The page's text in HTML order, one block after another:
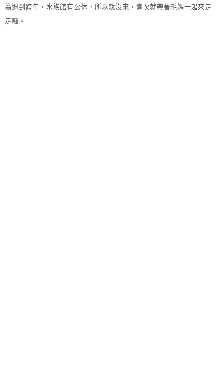
為遇到跨年，水族館有公休，所以就沒來，這次就帶著毛媽一起來走
走囉。